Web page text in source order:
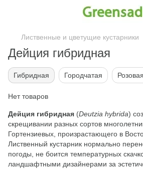
Лиственные и цветущие кустарники
Дейция гибридная
Гибридная Городчатая Розовая
Нет товаров
Дейция гибридная (Deutzia hybrida)
скрещивании разных сортов
Гортензиевых, произрастающего в
Лиственный кустарник нормально
погоды, не боится температурных
ландшафтными дизайнерами за